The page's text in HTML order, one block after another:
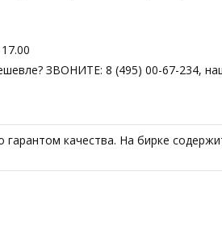
ЗВОНИТЕ: 8 (495) 00-67-234,
качества. На бирке